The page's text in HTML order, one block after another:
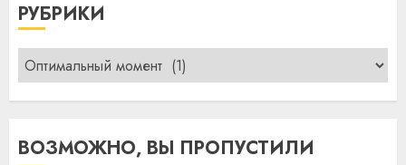
РУБРИКИ
Рубрики
ВОЗМОЖНО, ВЫ ПРОПУСТИЛИ